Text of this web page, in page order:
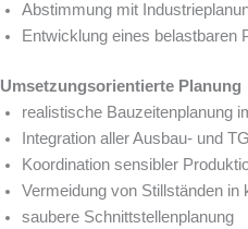
Abstimmung mit
Entwicklung eines belastbaren
Umsetzungsorientierte Planung
realistische Bauzeitenplanung
Integration aller Ausbau- und
Koordination sensibler
Vermeidung von Stillständen in
saubere Schnittstellenplanung